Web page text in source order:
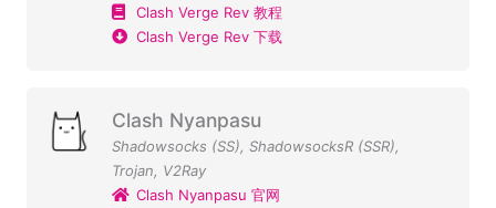
Clash Verge Rev 教程
Clash Verge Rev 下载
Clash Nyanpasu
Shadowsocks (SS), ShadowsocksR (SSR),
Trojan, V2Ray
Clash Nyanpasu 官网